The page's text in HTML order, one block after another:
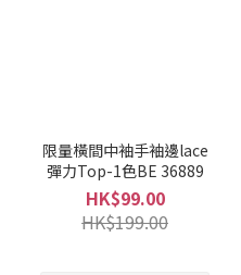
限量橫間中袖手袖邊lace
彈力Top-1色BE 36889
HK$99.00
HK$199.00